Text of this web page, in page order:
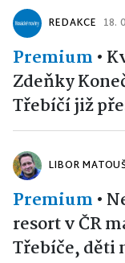
REDAKCE 18.
Premium •
Zdeňky
Třebíčí již
LIBOR
Premium •
resort v ČR
Třebíče, děti